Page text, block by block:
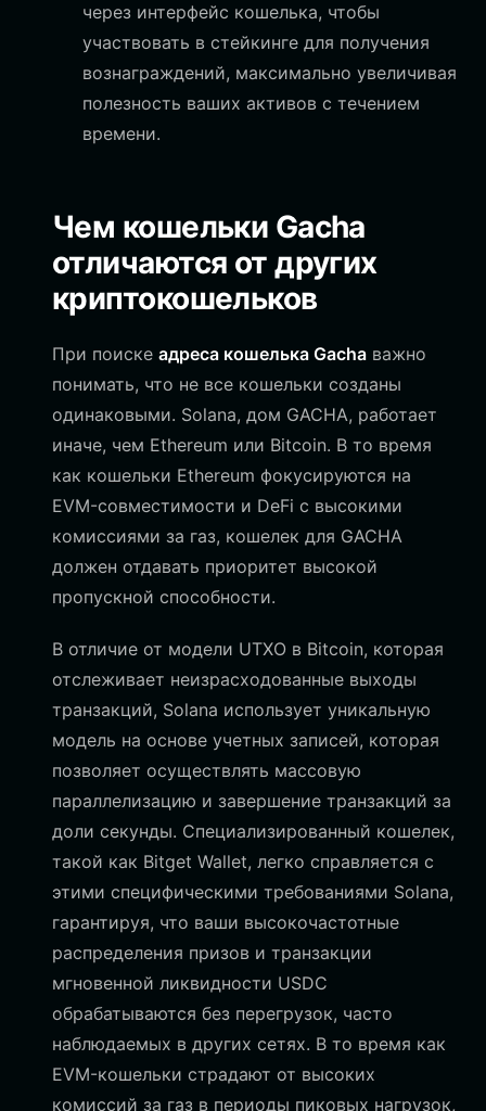
через интерфейс кошелька, чтобы
участвовать в стейкинге для получения
вознаграждений, максимально увеличивая
полезность ваших активов с течением
времени.
Чем кошельки Gacha
отличаются от других
криптокошельков
При поиске адреса кошелька Gacha важно
понимать, что не все кошельки созданы
одинаковыми. Solana, дом GACHA, работает
иначе, чем Ethereum или Bitcoin. В то время
как кошельки Ethereum фокусируются на
EVM-совместимости и DeFi с высокими
комиссиями за газ, кошелек для GACHA
должен отдавать приоритет высокой
пропускной способности.
В отличие от модели UTXO в Bitcoin, которая
отслеживает неизрасходованные выходы
транзакций, Solana использует уникальную
модель на основе учетных записей, которая
позволяет осуществлять массовую
параллелизацию и завершение транзакций за
доли секунды. Специализированный кошелек,
такой как Bitget Wallet, легко справляется с
этими специфическими требованиями Solana,
гарантируя, что ваши высокочастотные
распределения призов и транзакции
мгновенной ликвидности USDC
обрабатываются без перегрузок, часто
наблюдаемых в других сетях. В то время как
EVM-кошельки страдают от высоких
комиссий за газ в периоды пиковых нагрузок,